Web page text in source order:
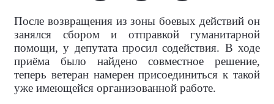
После возвращения из зоны боевых действий он
занялся сбором и отправкой гуманитарной
помощи, у депутата просил содействия. В ходе
приёма было найдено совместное решение,
теперь ветеран намерен присоединиться к такой
уже имеющейся организованной работе.